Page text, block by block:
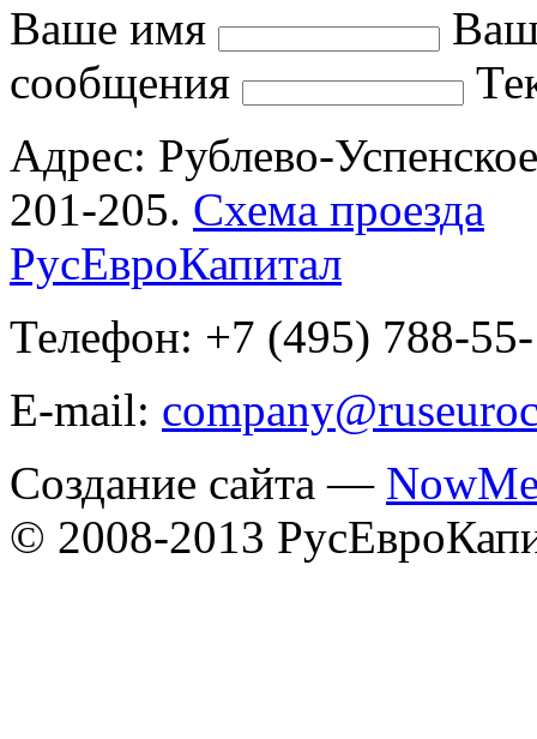
Ваше имя
сообщения
Адрес: Рублево-
201-205. Схема проезда
РусЕвроКапитал
Телефон: +7 (495) 788-
E-mail:
Создание сайта —
© 2008-2013